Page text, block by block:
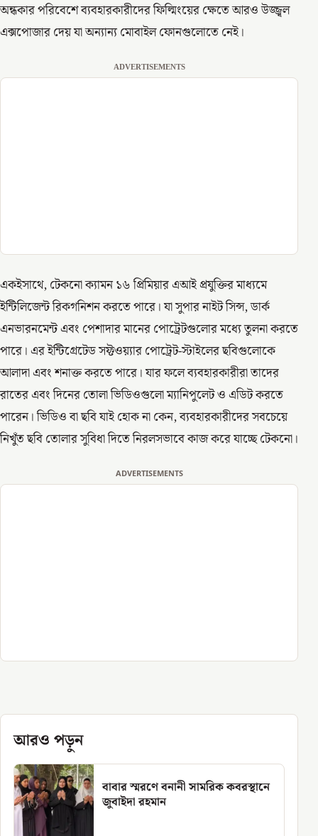
অন্ধকার পরিবেশে ব্যবহারকারীদের ফিল্মিংয়ের ক্ষেতে আরও উজ্জ্বল
এক্সপোজার দেয় যা অন্যান্য মোবাইল ফোনগুলোতে নেই।
ADVERTISEMENTS
একইসাথে, টেকনো ক্যামন ১৬ প্রিমিয়ার এআই প্রযুক্তির মাধ্যমে
ইন্টিলিজেন্ট রিকগনিশন করতে পারে। যা সুপার নাইট সিন্স, ডার্ক
এনভারনমেন্ট এবং পেশাদার মানের পোট্রেটগুলোর মধ্যে তুলনা করতে
পারে। এর ইন্টিগ্রেটেড সফ্টওয়্যার পোট্রেট-স্টাইলের ছবিগুলোকে
আলাদা এবং শনাক্ত করতে পারে। যার ফলে ব্যবহারকারীরা তাদের
রাতের এবং দিনের তোলা ভিডিওগুলো ম্যানিপুলেট ও এডিট করতে
পারেন। ভিডিও বা ছবি যাই হোক না কেন, ব্যবহারকারীদের সবচেয়ে
নিখুঁত ছবি তোলার সুবিধা দিতে নিরলসভাবে কাজ করে যাচ্ছে টেকনো।
ADVERTISEMENTS
আরও পড়ুন
বাবার স্মরণে বনানী সামরিক কবরস্থানে
জুবাইদা রহমান